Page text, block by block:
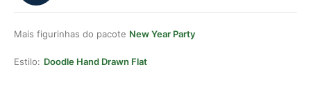
Mais figurinhas do pacote New Year Party
Estilo: Doodle Hand Drawn Flat